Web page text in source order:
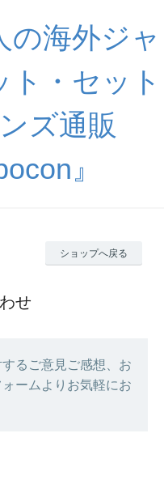
の海外ジャ
ト・セット
ズ通販
』
ショップへ戻る
せ
るご意見ご感想、お
ームよりお気軽にお